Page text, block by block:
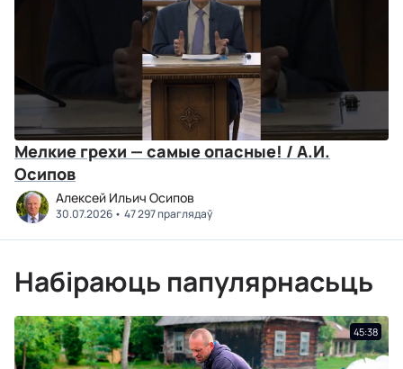
Мелкие грехи — самые опасные! / А.И.
Осипов
Алексей Ильич Осипов
30.07.2026 47 297 праглядаў
Набіраюць папулярнасьць
45:38